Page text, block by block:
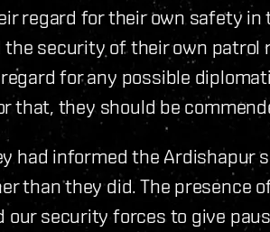
regard for their own safety
security of their own patrol
for any possible
that, they should be
had informed the Ardishapur
than they did. The presence
our security forces to give